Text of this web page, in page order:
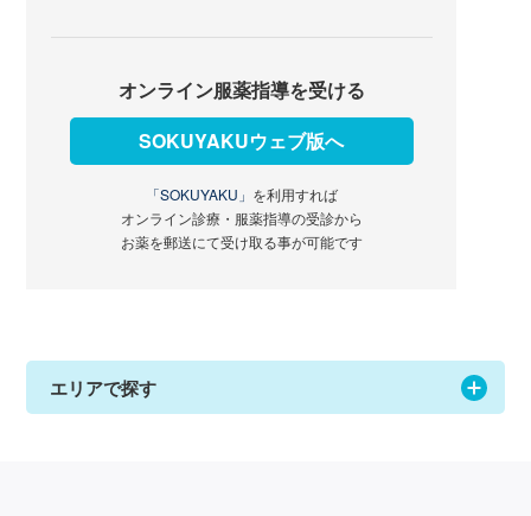
オンライン服薬指導を受ける
SOKUYAKUウェブ版へ
「SOKUYAKU」 を利用すれば
オンライン診療・服薬指導の受診から
お薬を郵送にて受け取る事が可能です
エリアで探す